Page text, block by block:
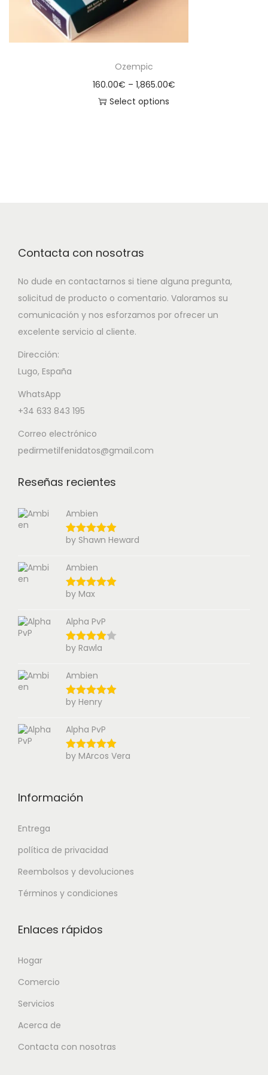
Ozempic
160.00€ – 1,865.00€
Select options
Contacta con nosotras
No dude en contactarnos si tiene alguna pregunta,
solicitud de producto o comentario. Valoramos su
comunicación y nos esforzamos por ofrecer un
excelente servicio al cliente.
Dirección:
Lugo, España
WhatsApp
+34 633 843 195
Correo electrónico
pedirmetilfenidatos@gmail.com
Reseñas recientes
Ambien
by Shawn Heward
Ambien
by Max
Alpha PvP
by Rawla
Ambien
by Henry
Alpha PvP
by MArcos Vera
Información
Entrega
política de privacidad
Reembolsos y devoluciones
Términos y condiciones
Enlaces rápidos
Hogar
Comercio
Servicios
Acerca de
Contacta con nosotras